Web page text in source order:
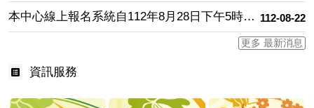
112-08-22
本中心線上報名系統自112年8月28日下午5時起將正式導入介接人事服務網(以下簡稱iKPD)單一簽入系統進行環境測試及使用，爾後本中心各班期課程，請由iKPD登入報名。
更多 最新消息
資訊服務